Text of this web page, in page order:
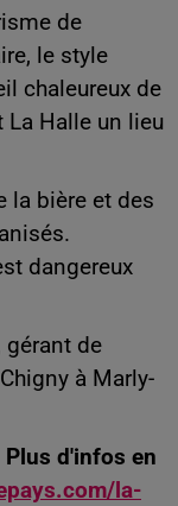
de
le style
chaleureux de
Halle un lieu
la bière et des
dangereux
gérant de
à Marly-
Plus d'infos en
la-